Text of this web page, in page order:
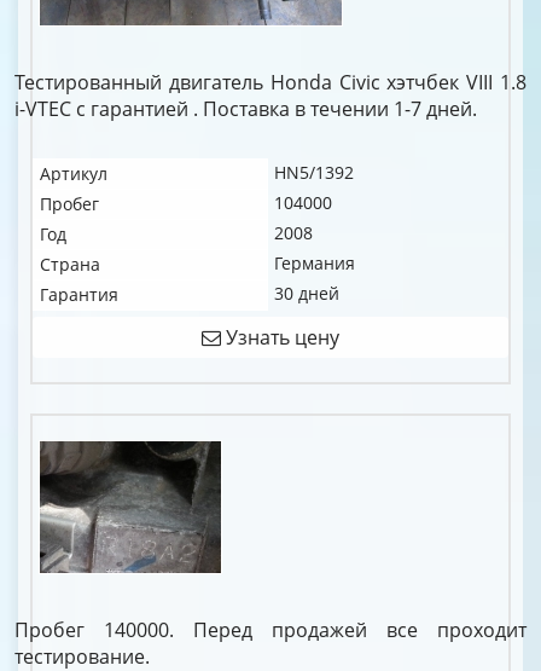
Тестированный двигатель Honda Civic хэтчбек VIII 1.8
i-VTEC c гарантией . Поставка в течении 1-7 дней.
Артикул
HN5/1392
Пробег
104000
Год
2008
Страна
Германия
Гарантия
30 дней
Узнать цену
Пробег 140000. Перед продажей все проходит
тестирование.